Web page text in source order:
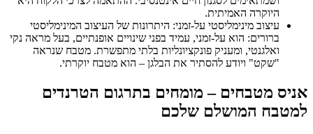
היוקרה האמיתית.
עיצוב מינימליסטי על-זמני: היתרונות של העיצוב המינימליסטי
ברורים: הוא על-זמני, עמיד בפני שינויים אופנתיים, בעל מראה נקי
ואלגנטי, ומעניק פונקציונליות בלתי מתפשרת. מטבח שנראה
"שקט" ויודע להסתיר את הבלגן – הוא מטבח יוקרתי.
אניס מטבחים – מומחים בתרגום הטרנדים
למטבח המושלם שלכם